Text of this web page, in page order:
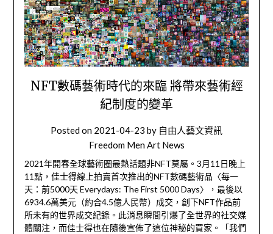
NFT數碼藝術時代的來臨 將帶來藝術經
紀制度的變革
Posted on 2021-04-23 by 自由人藝文資訊
Freedom Men Art News
2021年開春全球藝術圈最熱話題非NFT莫屬。3月11日晚上
11點，佳士得線上拍賣首次推出的NFT數碼藝術品〈每一
天：前5000天 Everydays: The First 5000 Days〉，最後以
6934.6萬美元（約合4.5億人民幣）成交，創下NFT作品前
所未有的世界成交紀錄。此消息瞬間引爆了全世界的社交媒
體關注，而佳士得也在隨後宣佈了這位神秘的買家。「我們